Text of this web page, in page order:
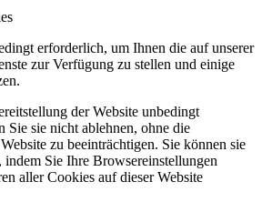
erforderlich, um Ihnen die auf unserer
zur Verfügung zu stellen und einige
der Website unbedingt
Sie sie nicht ablehnen, ohne die
zu beeinträchtigen. Sie können sie
Sie Ihre Browsereinstellungen
aller Cookies auf dieser Website